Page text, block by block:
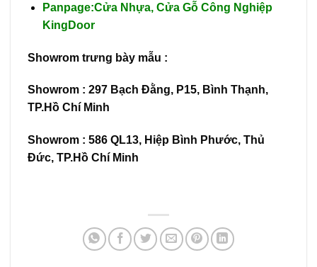
Panpage:Cửa Nhựa, Cửa Gỗ Công Nghiệp
KingDoor
Showrom trưng bày mẫu :
Showrom : 297 Bạch Đằng, P15, Bình Thạnh,
TP.Hồ Chí Minh
Showrom : 586 QL13, Hiệp Bình Phước, Thủ
Đức, TP.Hồ Chí Minh